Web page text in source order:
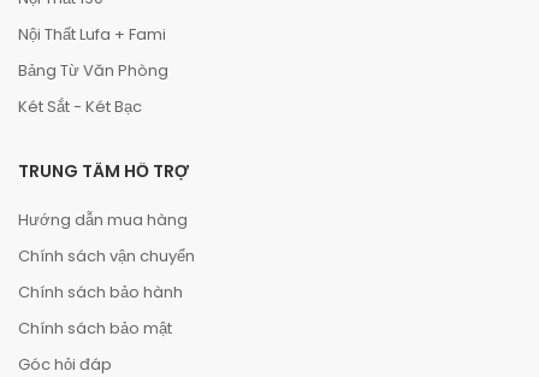
Nội Thất Lufa + Fami
Bảng Từ Văn Phòng
Két Sắt - Két Bạc
TRUNG TÂM HỖ TRỢ
Hướng dẫn mua hàng
Chính sách vận chuyển
Chính sách bảo hành
Chính sách bảo mật
Góc hỏi đáp